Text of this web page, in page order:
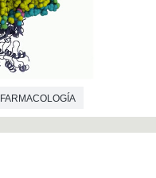
FARMACOLOGÍA